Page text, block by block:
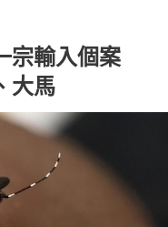
宗輸入個案
大馬